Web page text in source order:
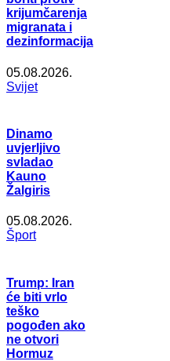
krijumčarenja
migranata i
dezinformacija
05.08.2026.
Svijet
Dinamo
uvjerljivo
svladao
Kauno
Žalgiris
05.08.2026.
Šport
Trump: Iran
će biti vrlo
teško
pogođen ako
ne otvori
Hormuz